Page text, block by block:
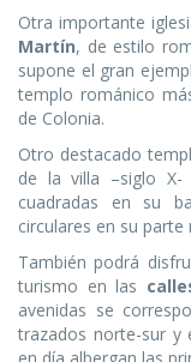
Otra importante
Martín, de estilo
supone el gran
templo románico
de Colonia.
Otro destacado
de la villa –siglo X-
cuadradas en su
circulares en su parte
También podrá
turismo en las
avenidas se
trazados norte-sur y